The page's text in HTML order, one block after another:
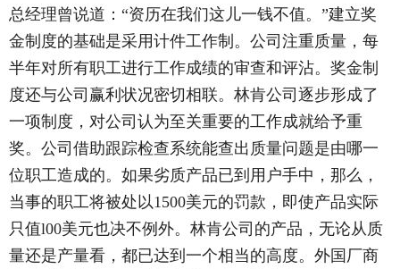
总经理曾说道：“资历在我们这儿一钱不值。”建立奖
金制度的基础是采用计件工作制。公司注重质量，每
半年对所有职工进行工作成绩的审查和评沾。奖金制
度还与公司赢利状况密切相联。林肯公司逐步形成了
一项制度，对公司认为至关重要的工作成就给予重
奖。公司借助跟踪检查系统能查出质量问题是由哪一
位职工造成的。如果劣质产品已到用户手中，那么，
当事的职工将被处以1500美元的罚款，即使产品实际
只值l00美元也决不例外。林肯公司的产品，无论从质
量还是产量看，都已达到一个相当的高度。外国厂商